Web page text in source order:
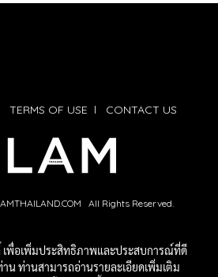
TERMS OF USE l CONTACT US
All Rights Reserved.
เพื่อเพิ่มประสิทธิภาพและประสบการณ์ที่ดี
าน ท่านสามารถอ่านรายละเอียดเพิ่มเติม